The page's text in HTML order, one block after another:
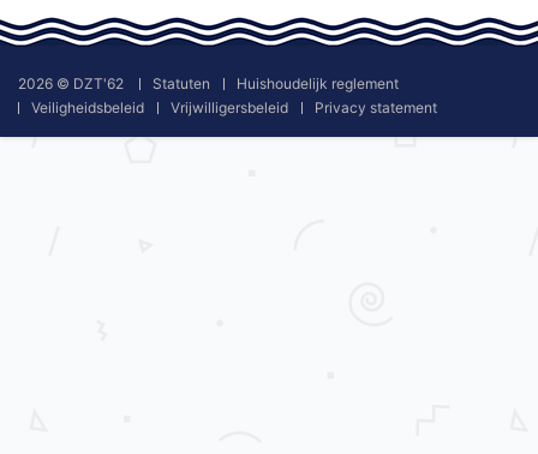
2026 © DZT'62 Statuten
Huishoudelijk reglement
Veiligheidsbeleid
Vrijwilligersbeleid Privacy statement